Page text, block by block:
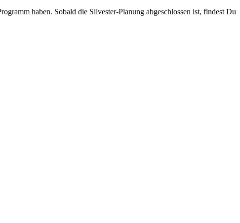
haben. Sobald die Silvester-Planung abgeschlossen ist, findest Du